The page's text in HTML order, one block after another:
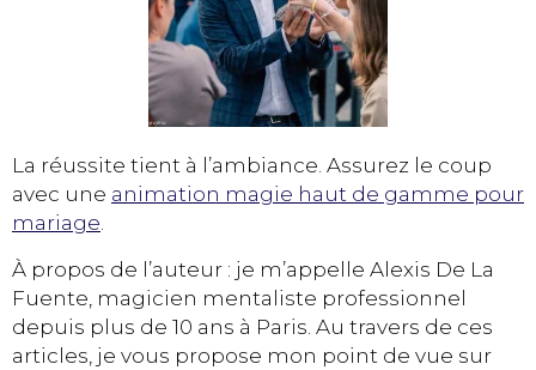
La réussite tient à l’ambiance. Assurez le coup
avec une animation magie haut de gamme pour
mariage.
À propos de l’auteur : je m’appelle Alexis De La
Fuente, magicien mentaliste professionnel
depuis plus de 10 ans à Paris. Au travers de ces
articles, je vous propose mon point de vue sur